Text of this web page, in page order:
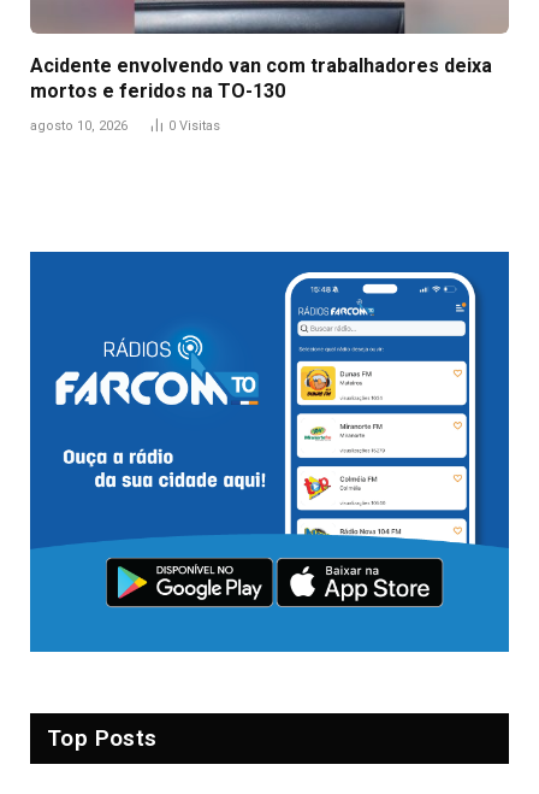
Acidente envolvendo van com trabalhadores deixa
mortos e feridos na TO-130
agosto 10, 2026 0 Visitas
Top Posts